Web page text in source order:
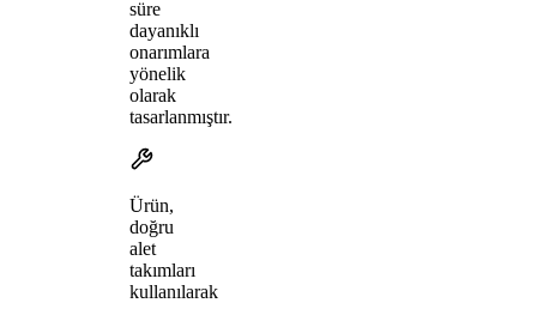
süre
dayanıklı
onarımlara
yönelik
olarak
tasarlanmıştır.
Ürün,
doğru
alet
takımları
kullanılarak